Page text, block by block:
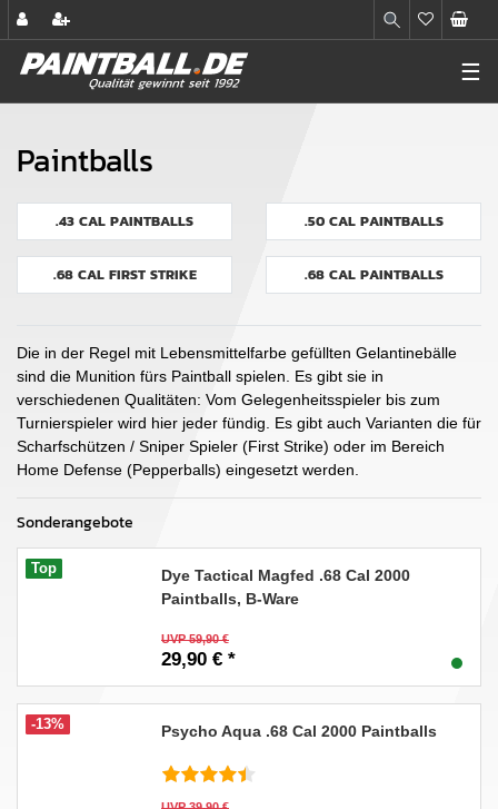
☰
Paintballs
.43 CAL PAINTBALLS .50 CAL PAINTBALLS
.68 CAL FIRST STRIKE .68 CAL PAINTBALLS
Die in der Regel mit Lebensmittelfarbe gefüllten Gelantinebälle
sind die Munition fürs Paintball spielen. Es gibt sie in
verschiedenen Qualitäten: Vom Gelegenheitsspieler bis zum
Turnierspieler wird hier jeder fündig. Es gibt auch Varianten die für
Scharfschützen / Sniper Spieler (First Strike) oder im Bereich
Home Defense (Pepperballs) eingesetzt werden.
Sonderangebote
Top
Dye Tactical Magfed .68 Cal 2000
Paintballs, B-Ware
UVP 59,90 €
29,90 € *
-13% Psycho Aqua .68 Cal 2000 Paintballs